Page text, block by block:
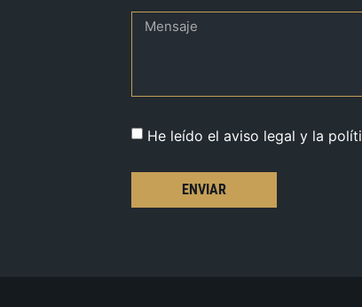
He leído el aviso legal y la
ENVIAR